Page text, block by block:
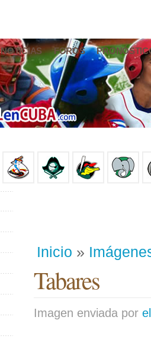
NOTICIAS FOROS
Inicio »
Tabares
Imagen enviada por